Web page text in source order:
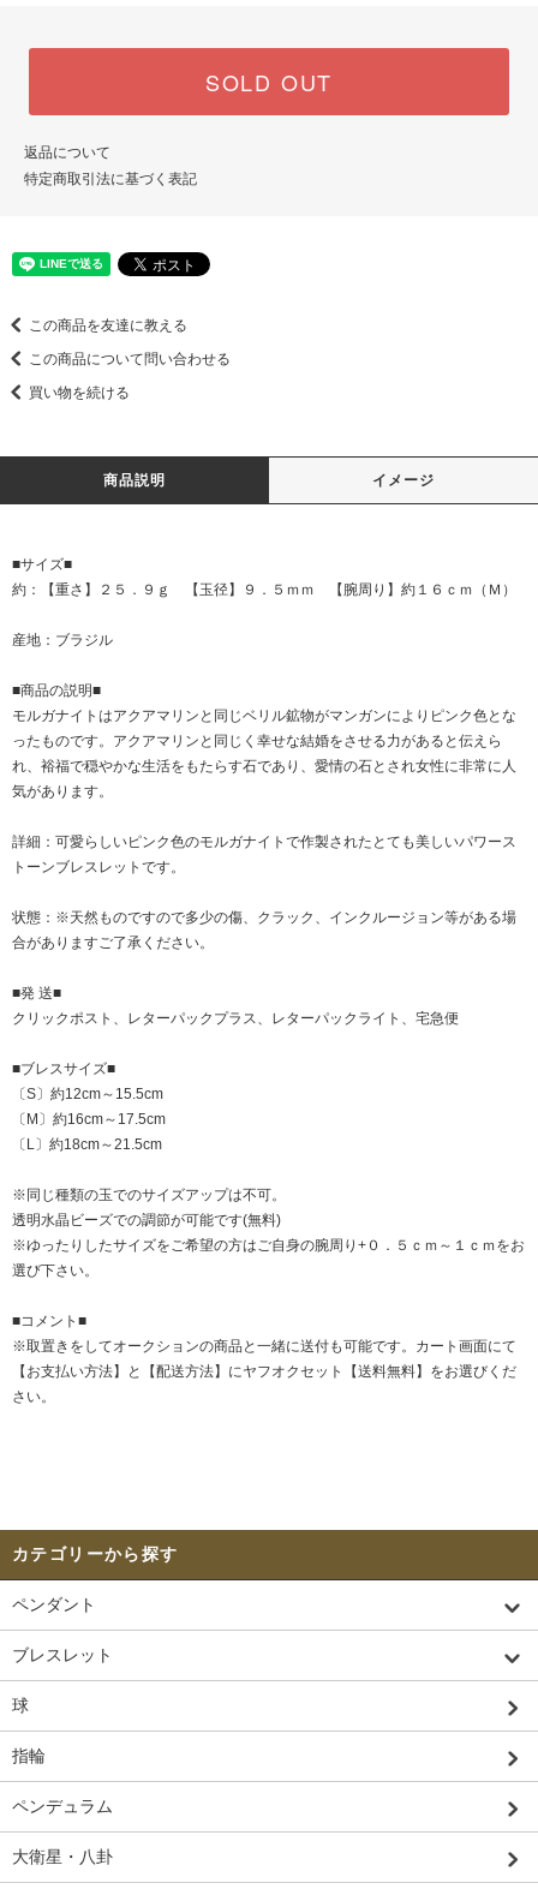
SOLD OUT
返品について
特定商取引法に基づく表記
この商品を友達に教える
この商品について問い合わせる
買い物を続ける
商品説明 イメージ
■サイズ■
約：【重さ】２５．９ｇ 【玉径】９．５ｍｍ 【腕周り】約１６ｃｍ（Ｍ）
産地：ブラジル
■商品の説明■
モルガナイトはアクアマリンと同じベリル鉱物がマンガンによりピンク色とな
ったものです。アクアマリンと同じく幸せな結婚をさせる力があると伝えら
れ、裕福で穏やかな生活をもたらす石であり、愛情の石とされ女性に非常に人
気があります。
詳細：可愛らしいピンク色のモルガナイトで作製されたとても美しいパワース
トーンブレスレットです。
状態：※天然ものですので多少の傷、クラック、インクルージョン等がある場
合がありますご了承ください。
■発 送■
クリックポスト、レターパックプラス、レターパックライト、宅急便
■ブレスサイズ■
〔S〕約12cm～15.5cm
〔M〕約16cm～17.5cm
〔L〕約18cm～21.5cm
※同じ種類の玉でのサイズアップは不可。
透明水晶ビーズでの調節が可能です(無料)
※ゆったりしたサイズをご希望の方はご自身の腕周り+０．５ｃｍ～１ｃｍをお
選び下さい。
■コメント■
※取置きをしてオークションの商品と一緒に送付も可能です。カート画面にて
【お支払い方法】と【配送方法】にヤフオクセット【送料無料】をお選びくだ
さい。
カテゴリーから探す
ペンダント
ブレスレット
球
指輪
ペンデュラム
大衛星・八卦